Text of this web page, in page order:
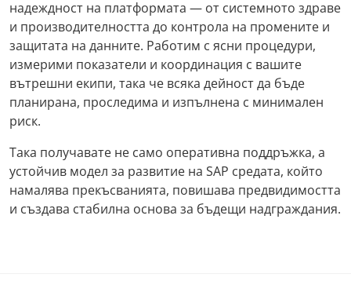
надеждност на платформата — от системното здраве
и производителността до контрола на промените и
защитата на данните. Работим с ясни процедури,
измерими показатели и координация с вашите
вътрешни екипи, така че всяка дейност да бъде
планирана, проследима и изпълнена с минимален
риск.
Така получавате не само оперативна поддръжка, а
устойчив модел за развитие на SAP средата, който
намалява прекъсванията, повишава предвидимостта
и създава стабилна основа за бъдещи надграждания.